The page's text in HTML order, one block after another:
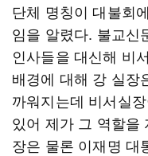
단체 명칭이 대불회
임을 알렸다. 불교신
인사들을 대신해 비
배경에 대해 강 실장
까워지는데 비서실
있어 제가 그 역할을
장은 물론 이재명 대